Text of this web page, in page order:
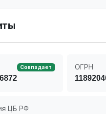
Совпадает ОГРН
ЦБ РФ